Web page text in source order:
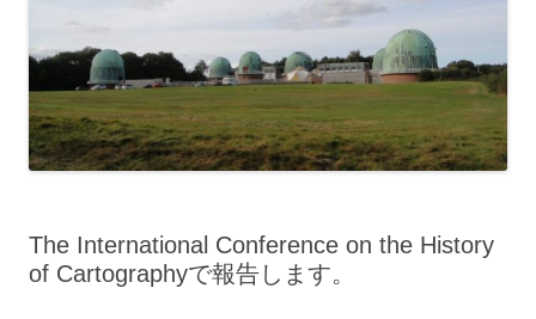
The International Conference on the History
of Cartographyで報告します。